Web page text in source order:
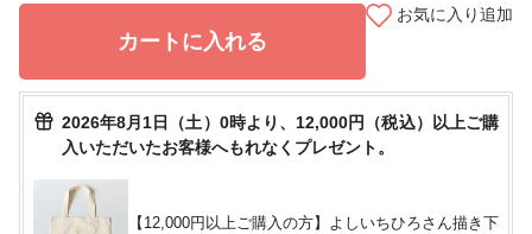
カートに入れる
お気に入り追加
2026年8月1日（土）0時より、12,000円（税込）以上ご購
入いただいたお客様へもれなくプレゼント。
【12,000円以上ご購入の方】よしいちひろさん描き下